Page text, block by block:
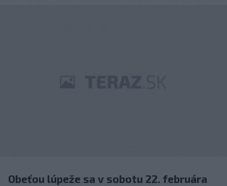
Obeťou lúpeže sa v sobotu 22. februára